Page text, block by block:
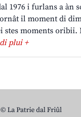
1976 i furlans a àn
il moment di
stes moments
plui +
La Patrie dal Friûl